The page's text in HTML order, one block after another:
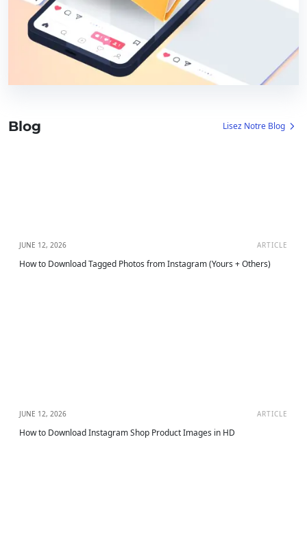
Blog Lisez Notre Blog
JUNE 12, 2026 ARTICLE
How to Download Tagged Photos from Instagram (Yours + Others)
JUNE 12, 2026 ARTICLE
How to Download Instagram Shop Product Images in HD